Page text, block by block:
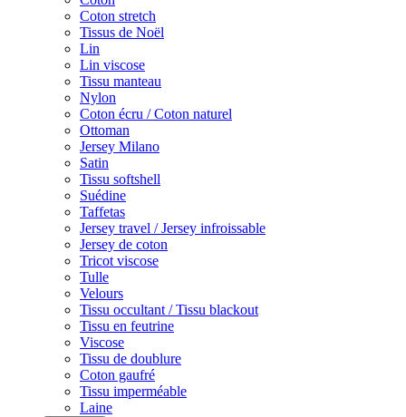
Coton stretch
Tissus de Noël
Lin
Lin viscose
Tissu manteau
Nylon
Coton écru / Coton naturel
Ottoman
Jersey Milano
Satin
Tissu softshell
Suédine
Taffetas
Jersey travel / Jersey infroissable
Jersey de coton
Tricot viscose
Tulle
Velours
Tissu occultant / Tissu blackout
Tissu en feutrine
Viscose
Tissu de doublure
Coton gaufré
Tissu imperméable
Laine